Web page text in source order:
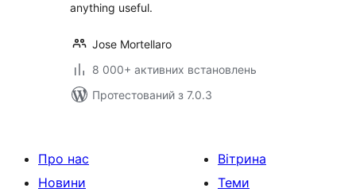
anything useful.
Jose Mortellaro
8 000+ активних встановлень
Протестований з 7.0.3
Про нас
Новини
Вітрина
Теми